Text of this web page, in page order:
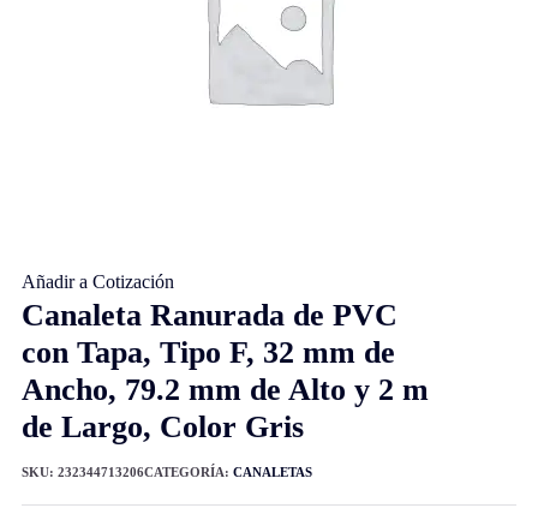
Canaleta Ranurada de PVC
con Tapa, Tipo F, 32 mm de
Ancho, 79.2 mm de Alto y 2 m
de Largo, Color Gris
Añadir a Cotización
SKU: 232344713206CATEGORÍA: CANALETAS